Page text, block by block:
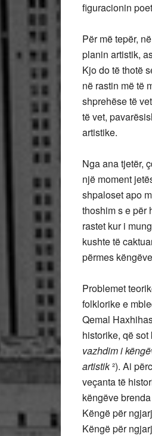
figuracionin
Për më tepër,
planin artistik,
Kjo do të thotë
në rastin më të
shprehëse të
të vet,
artistike.
Nga ana tjetër,
një moment
shpaloset apo
thoshim s e për
rastet kur i
kushte të
përmes
Problemet
folklorike e
Qemal
historike, që sot
vazhdim i
artistik²). Ai
veçanta të
këngëve
Këngë për
Këngë për